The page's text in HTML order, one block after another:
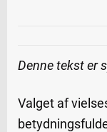
Denne tekst er
Valget af